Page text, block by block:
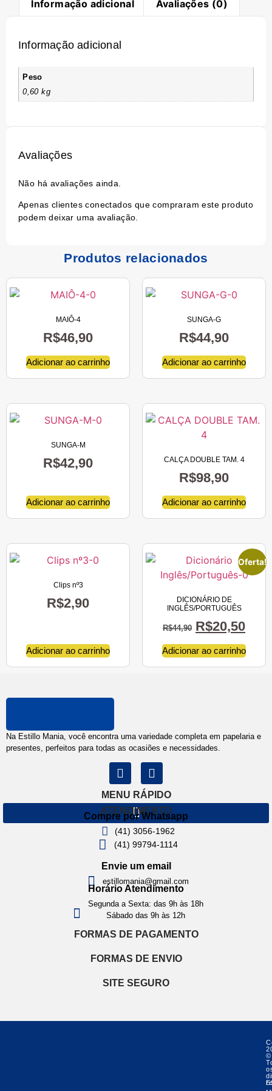
Informação adicional Avaliações (0)
Informação adicional
Peso
0,60 kg
Avaliações
Não há avaliações ainda.
Apenas clientes conectados que compraram este produto
podem deixar uma avaliação.
Produtos relacionados
MAIÔ-4
R$46,90
Adicionar ao carrinho
SUNGA-G
R$44,90
Adicionar ao carrinho
SUNGA-M
R$42,90
Adicionar ao carrinho
CALÇA DOUBLE TAM. 4
R$98,90
Adicionar ao carrinho
Clips nº3
R$2,90
Adicionar ao carrinho
Oferta!
DICIONÁRIO DE
INGLÊS/PORTUGUÊS
R$44,90 R$20,50
Adicionar ao carrinho
Na Estillo Mania, você encontra uma variedade completa em papelaria e
presentes, perfeitos para todas as ocasiões e necessidades.
MENU RÁPIDO
ATENDIMENTO
Compre por Whatsapp
(41) 3056-1962
(41) 99794-1114
Envie um email
estillomania@gmail.com
Horário Atendimento
Segunda a Sexta: das 9h às 18h
Sábado das 9h às 12h
FORMAS DE PAGAMENTO
FORMAS DE ENVIO
SITE SEGURO
©